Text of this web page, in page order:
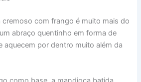
cremoso com frango é muito mais do
abraço quentinho em forma de
aquecem por dentro muito além da